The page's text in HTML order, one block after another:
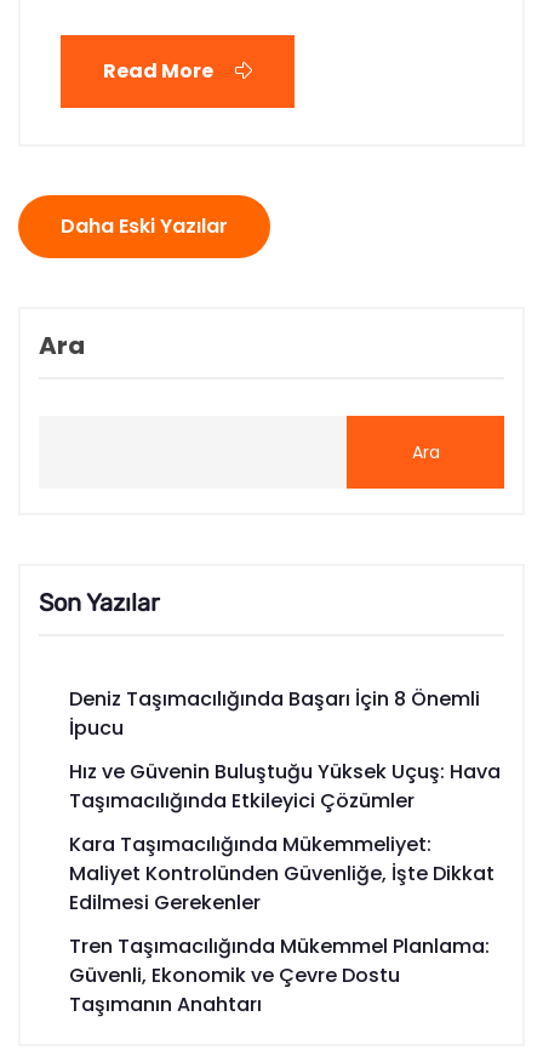
Read More
Yazı
gezinmesi
Daha Eski Yazılar
Ara
Ara
Son Yazılar
Deniz Taşımacılığında Başarı İçin 8 Önemli
İpucu
Hız ve Güvenin Buluştuğu Yüksek Uçuş: Hava
Taşımacılığında Etkileyici Çözümler
Kara Taşımacılığında Mükemmeliyet:
Maliyet Kontrolünden Güvenliğe, İşte Dikkat
Edilmesi Gerekenler
Tren Taşımacılığında Mükemmel Planlama:
Güvenli, Ekonomik ve Çevre Dostu
Taşımanın Anahtarı